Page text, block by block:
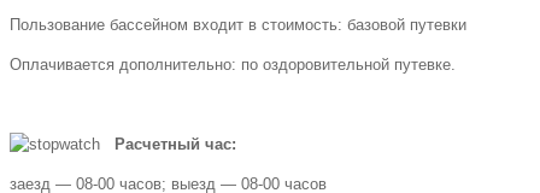
Пользование бассейном входит в стоимость: базовой путевки
Оплачивается дополнительно: по оздоровительной путевке.
Расчетный час:
заезд — 08-00 часов; выезд — 08-00 часов